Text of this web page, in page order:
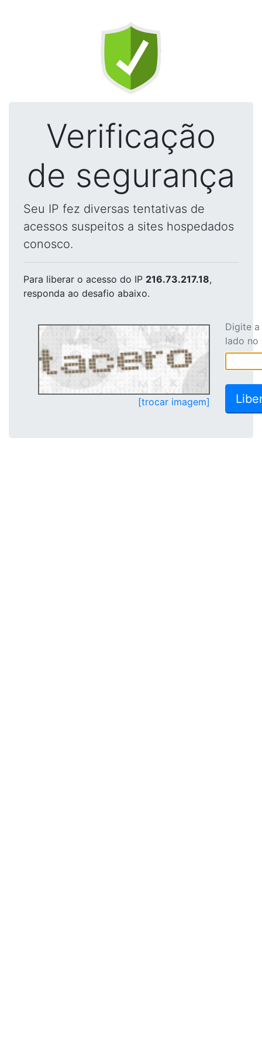
Verificação
de segurança
Seu IP fez diversas tentativas de
acessos suspeitos a sites hospedados
conosco.
Para liberar o acesso do IP 216.73.217.18,
responda ao desafio abaixo.
[trocar imagem]
Digite
lado no